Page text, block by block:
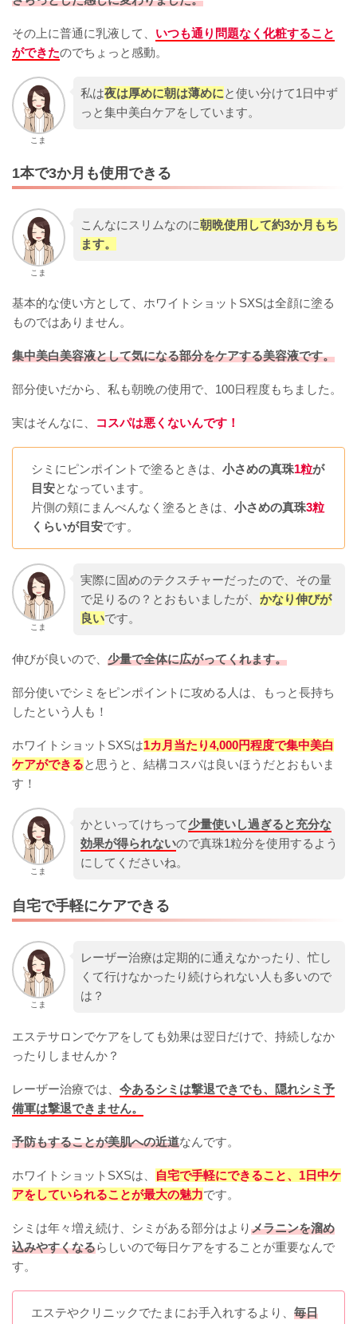
その上に普通に乳液して、 いつも通り問題なく化粧すること
ができたのでちょっと感動。
こま
私は夜は厚めに朝は薄めにと使い分けて1日中ず
っと集中美白ケアをしています。
1本で3か月も使用できる
こま
こんなにスリムなのに朝晩使用して約3か月もち
ます。
基本的な使い方として、ホワイトショットSXSは全顔に塗る
ものではありません。
集中美白美容液として気になる部分をケアする美容液です。
部分使いだから、私も朝晩の使用で、100日程度もちました。
実はそんなに、 コスパは悪くないんです！
シミにピンポイントで塗るときは、 小さめの真珠1粒が
目安となっています。
片側の頬にまんべんなく塗るときは、 小さめの真珠3粒
くらいが目安です。
こま
実際に固めのテクスチャーだったので、その量
で足りるの？とおもいましたが、 かなり伸びが
良いです。
伸びが良いので、 少量で全体に広がってくれます。
部分使いでシミをピンポイントに攻める人は、もっと長持ち
したという人も！
ホワイトショットSXSは1カ月当たり4,000円程度で集中美白
ケアができると思うと、結構コスパは良いほうだとおもいま
す！
こま
かといってけちって少量使いし過ぎると充分な
効果が得られないので真珠1粒分を使用するよう
にしてくださいね。
自宅で手軽にケアできる
こま
レーザー治療は定期的に通えなかったり、忙し
くて行けなかったり続けられない人も多いので
は？
エステサロンでケアをしても効果は翌日だけで、持続しなか
ったりしませんか？
レーザー治療では、 今あるシミは撃退できでも、隠れシミ予
備軍は撃退できません。
予防もすることが美肌への近道なんです。
ホワイトショットSXSは、
自宅で手軽にできること、1日中ケ
アをしていられることが最大の魅力です。
シミは年々増え続け、シミがある部分はよりメラニンを溜め
込みやすくなるらしいので毎日ケアをすることが重要なんで
す。
エステやクリニックでたまにお手入れするより、 毎日